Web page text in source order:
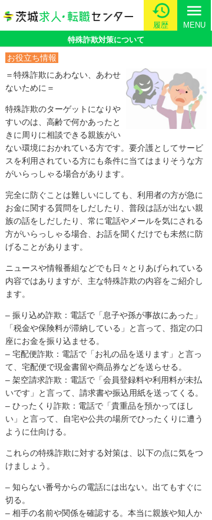
履歴
menu
MENU
特殊詐欺対策について
お役立ち情報
＝特殊詐欺にあわない、あわせ
ないために＝
特殊詐欺のターゲットになりや
すいのは、高齢で何かあったと
きに周りに相談できる親族がい
ない環境におかれている方です。要介護としてサービ
スを利用されている方にも条件に当てはまりそうな方
がいらっしゃる場合があります。
完全に防ぐことは難しいにしても、利用者の方が急に
お金に関する質問をしだしたり、普段は話が出ない親
族の話をしだしたり、常に電話やメールを気にされる
方がいらっしゃる場合、お話を聞くだけでも未然に防
げることがあります。
ニュースや情報番組などでも日々とりあげられている
内容ではありますが、主な特殊詐欺の内容をご紹介し
ます。
– 振り込め詐欺：電話で「息子や孫が事故にあった」
「税金や保険料が滞納している」と言って、指定の口
座にお金を振り込ませる。
– 宅配便詐欺：電話で「お礼の品を送ります」と言っ
て、宅配便で現金書留や商品券などを送らせる。
– 架空請求詐欺：電話で「会員登録料や利用料が未払
いです」と言って、請求書や振込用紙を送ってくる。
– ひったくり詐欺：電話で「貴重品を預かってほし
い」と言って、自宅や公共の場所でひったくりに遭う
ように仕向ける。
これらの特殊詐欺に対する対策は、以下の点に気をつ
けましょう。
– 知らない番号からの電話には出ない。出てもすぐに
切る。
– 相手の名前や関係を確認する。本当に親族や知人か